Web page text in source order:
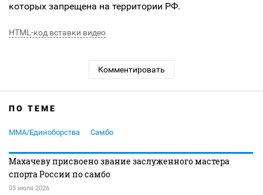
которых запрещена на территории РФ.
HTML-код вставки видео
Комментировать
ПО ТЕМЕ
MMA/Единоборства Самбо
Махачеву присвоено звание заслуженного мастера
спорта России по самбо
03 июля 2026